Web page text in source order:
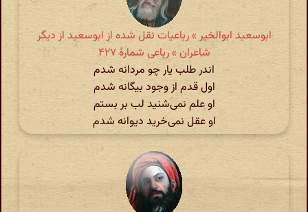
ابوسعید ابوالخیر » رباعیات نقل شده از ابوسعید از دیگر
شاعران » رباعی شمارهٔ ۴۲۷
اندر طلب یار چو مردانه شدم
اول قدم از وجود بیگانه شدم
او علم نمی‌شنید لب بر بستم
او عقل نمی‌خرید دیوانه شدم